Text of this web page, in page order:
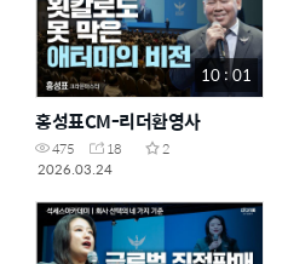
10 : 01
홍성표CM-리더환영사
475 18
2
2026.03.24